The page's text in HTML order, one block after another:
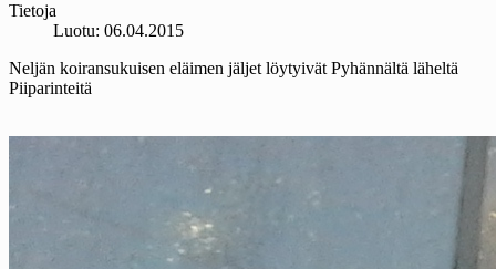
Tietoja
Luotu: 06.04.2015
Neljän koiransukuisen eläimen jäljet löytyivät Pyhännältä läheltä
Piiparinteitä